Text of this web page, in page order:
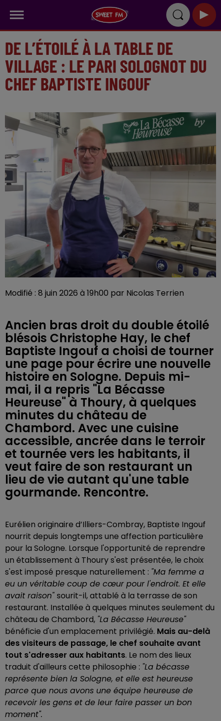
DE L’ÉTOILÉ À LA TABLE DE
VILLAGE : LE PARI SOLOGNOT DU
CHEF BAPTISTE INGOUF
Modifié : 8 juin 2026 à 19h00 par Nicolas Terrien
Ancien bras droit du double étoilé
blésois Christophe Hay, le chef
Baptiste Ingouf a choisi de tourner
une page pour écrire une nouvelle
histoire en Sologne. Depuis mi-
mai, il a repris "La Bécasse
Heureuse" à Thoury, à quelques
minutes du château de
Chambord. Avec une cuisine
accessible, ancrée dans le terroir
et tournée vers les habitants, il
veut faire de son restaurant un
lieu de vie autant qu'une table
gourmande. Rencontre.
Eurélien originaire d’Illiers-Combray, Baptiste Ingouf
nourrit depuis longtemps une affection particulière
pour la Sologne. Lorsque l'opportunité de reprendre
un établissement à Thoury s'est présentée, le choix
s'est imposé presque naturellement : "Ma femme a
eu un véritable coup de cœur pour l'endroit. Et elle
avait raison"sourit-il, attablé à la terrasse de son
restaurant. Installée à quelques minutes seulement du
château de Chambord, "La Bécasse Heureuse"
bénéficie d'un emplacement privilégié. Mais au-delà
des visiteurs de passage, le chef souhaite avant
tout s'adresser aux habitants. Le nom des lieux
traduit d'ailleurs cette philosophie : "La bécasse
représente bien la Sologne, et elle est heureuse
parce que nous avons une équipe heureuse de
recevoir les gens et de leur faire passer un bon
moment".